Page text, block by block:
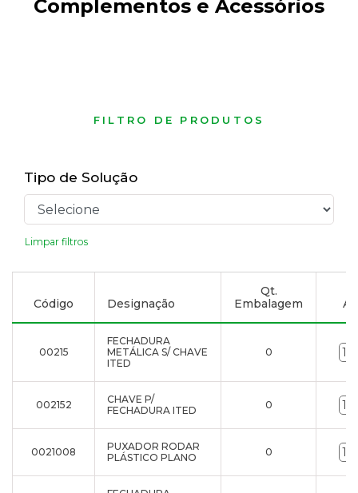
Complementos e Acessórios
FILTRO DE PRODUTOS
Tipo de Solução
Limpar filtros
Código Designação
Qt.
Embalagem
00215
FECHADURA
METÁLICA S/ CHAVE
ITED
0
002152
CHAVE P/
FECHADURA ITED
0
0021008
PUXADOR RODAR
PLÁSTICO PLANO
0